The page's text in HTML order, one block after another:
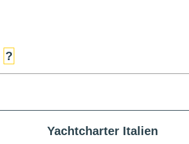
?
Yachtcharter Italien